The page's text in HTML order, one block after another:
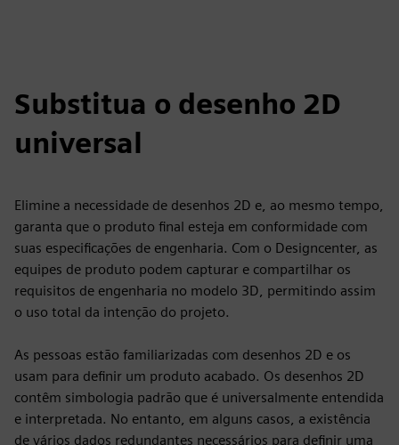
Substitua o desenho 2D
universal
Elimine a necessidade de desenhos 2D e, ao mesmo tempo,
garanta que o produto final esteja em conformidade com
suas especificações de engenharia. Com o Designcenter, as
equipes de produto podem capturar e compartilhar os
requisitos de engenharia no modelo 3D, permitindo assim
o uso total da intenção do projeto.
As pessoas estão familiarizadas com desenhos 2D e os
usam para definir um produto acabado. Os desenhos 2D
contêm simbologia padrão que é universalmente entendida
e interpretada. No entanto, em alguns casos, a existência
de vários dados redundantes necessários para definir uma